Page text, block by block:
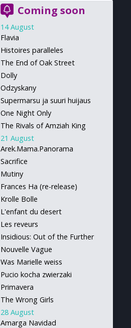
Coming soon
14 August
Flavia
Histoires paralleles
The End of Oak Street
Dolly
Odzyskany
Supermarsu ja suuri huijaus
One Night Only
The Rivals of Amziah King
21 August
Arek.Mama.Panorama
Sacrifice
Mutiny
Frances Ha (re-release)
Krolle Bolle
L'enfant du desert
Les reveurs
Insidious: Out of the Further
Nouvelle Vague
Was Marielle weiss
Pucio kocha zwierzaki
Primavera
The Wrong Girls
28 August
Amarga Navidad